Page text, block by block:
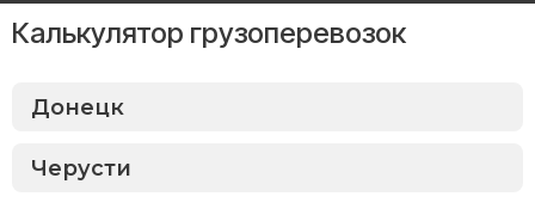
Калькулятор грузоперевозок